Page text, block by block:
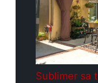
Sublimer sa